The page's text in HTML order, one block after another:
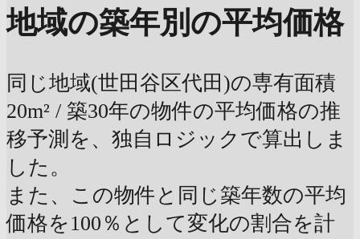
地域の築年別の平均価格
同じ地域(世田谷区代田)の専有面積
20m² / 築30年の物件の平均価格の推
移予測を、独自ロジックで算出しま
した。
また、この物件と同じ築年数の平均
価格を100％として変化の割合を計